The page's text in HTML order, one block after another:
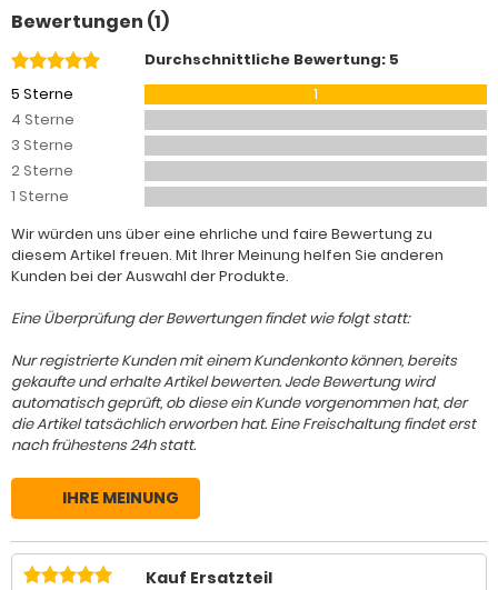
Bewertungen (1)
Durchschnittliche Bewertung: 5
5 Sterne
1
4 Sterne
3 Sterne
2 Sterne
1 Sterne
Wir würden uns über eine ehrliche und faire Bewertung zu
diesem Artikel freuen. Mit Ihrer Meinung helfen Sie anderen
Kunden bei der Auswahl der Produkte.
Eine Überprüfung der Bewertungen findet wie folgt statt:
Nur registrierte Kunden mit einem Kundenkonto können, bereits
gekaufte und erhalte Artikel bewerten. Jede Bewertung wird
automatisch geprüft, ob diese ein Kunde vorgenommen hat, der
die Artikel tatsächlich erworben hat. Eine Freischaltung findet erst
nach frühestens 24h statt.
IHRE MEINUNG
Kauf Ersatzteil